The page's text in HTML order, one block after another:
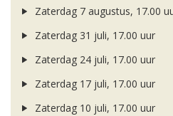
Zaterdag 7 augustus, 17.00
Zaterdag 31 juli, 17.00 uur
Zaterdag 24 juli, 17.00 uur
Zaterdag 17 juli, 17.00 uur
Zaterdag 10 juli, 17.00 uur